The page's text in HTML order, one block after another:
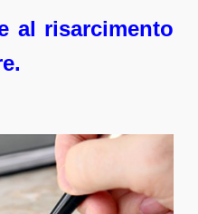
al risarcimento